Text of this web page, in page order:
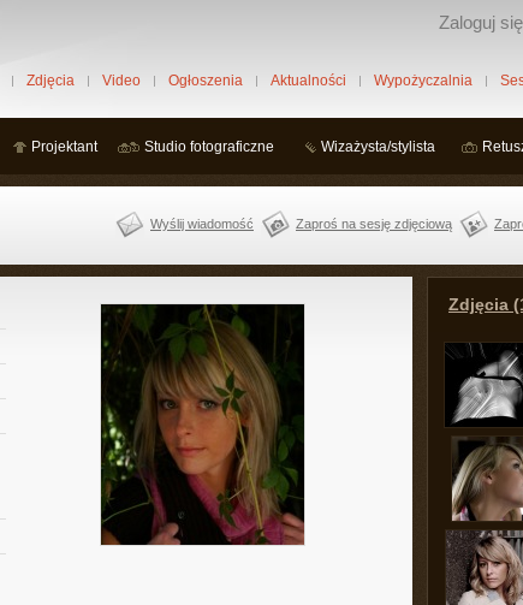
Zaloguj się
Zdjęcia Video Ogłoszenia Aktualności Wypożyczalnia
Projektant Studio fotograficzne Wizażysta/stylista
Wyślij wiadomość Zaproś na sesję zdjęciową
Zdjęcia